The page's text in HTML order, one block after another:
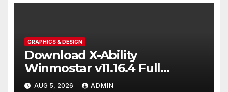
GRAPHICS & DESIGN
Download X-Ability
Winmostar v11.16.4 Full
Activated [2026]
AUG 5, 2026 ADMIN